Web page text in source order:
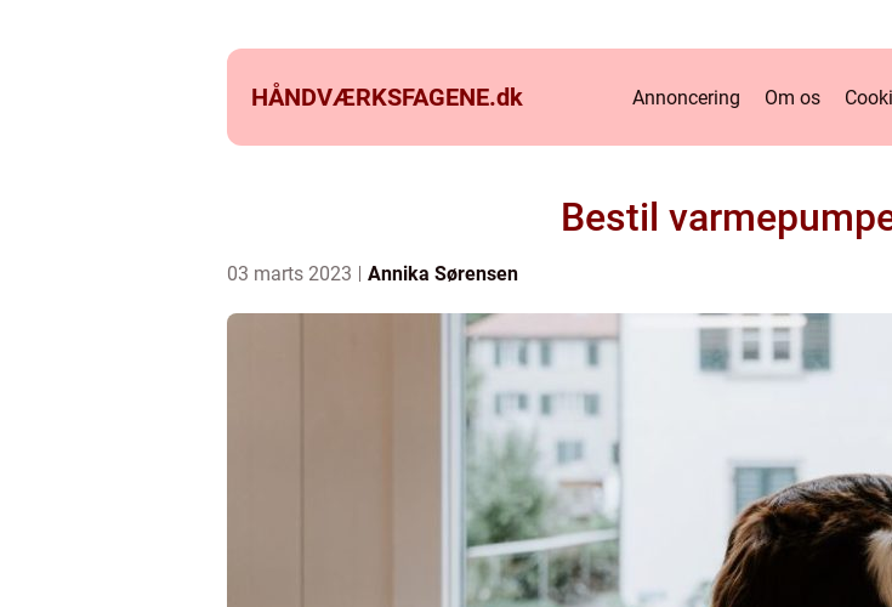
HÅNDVÆRKSFAGENE.dk Annoncering Om os
Bestil
03 marts 2023 Annika Sørensen